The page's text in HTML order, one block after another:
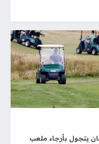
يتجول بأرجاء ملعب